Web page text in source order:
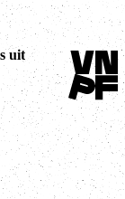
uit
Terug